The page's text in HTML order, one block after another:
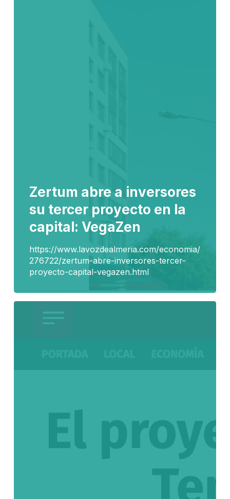
Zertum abre a inversores
su tercer proyecto en la
capital: VegaZen
https://www.lavozdealmeria.com/economia/
276722/zertum-abre-inversores-tercer-
proyecto-capital-vegazen.html